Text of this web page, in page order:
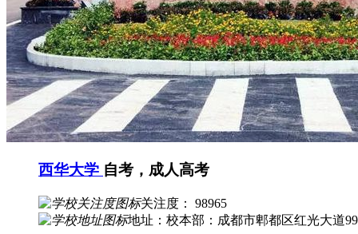
西华大学 自考，成人高考
关注度： 98965
地址：校本部：成都市郫都区红光大道